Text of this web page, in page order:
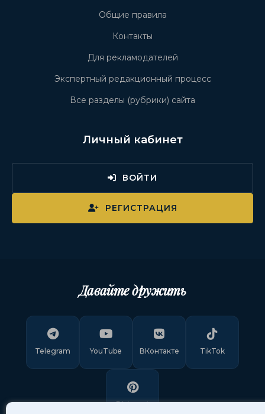
Общие правила
Контакты
Для рекламодателей
Экспертный редакционный процесс
Все разделы (рубрики) сайта
Личный кабинет
ВОЙТИ
РЕГИСТРАЦИЯ
Давайте дружить
Telegram YouTube ВКонтакте TikTok
Pinterest